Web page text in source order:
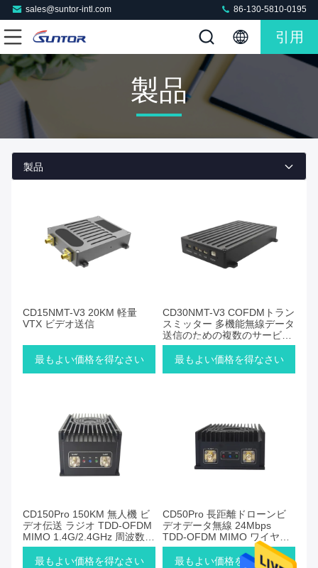
sales@suntor-intl.com 86-130-5810-0195
引用
製品
製品
CD15NMT-V3 20KM 軽量
VTX ビデオ送信
最もよい価格を得なさい
CD30NMT-V3 COFDMトラン
スミッター 多機能無線データ
送信のための複数のサービス
インターフェース
最もよい価格を得なさい
CD150Pro 150KM 無人機 ビ
デオ伝送 ラジオ TDD-OFDM
MIMO 1.4G/2.4GHz 周波数帯
オプション
最もよい価格を得なさい
CD50Pro 長距離ドローンビ
デオデータ無線 24Mbps
TDD-OFDM MIMO ワイヤレ
ス送信機
最もよい価格を得なさい